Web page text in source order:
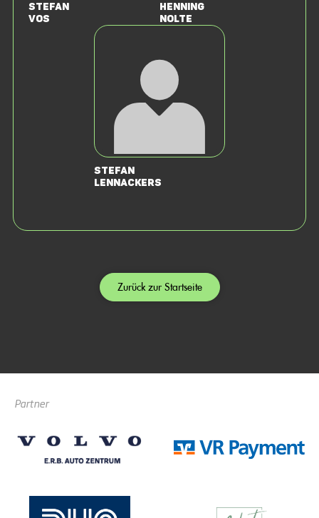
Stefan
Vos
Henning
Nolte
Stefan
Lennackers
Zurück zur Startseite
Partner